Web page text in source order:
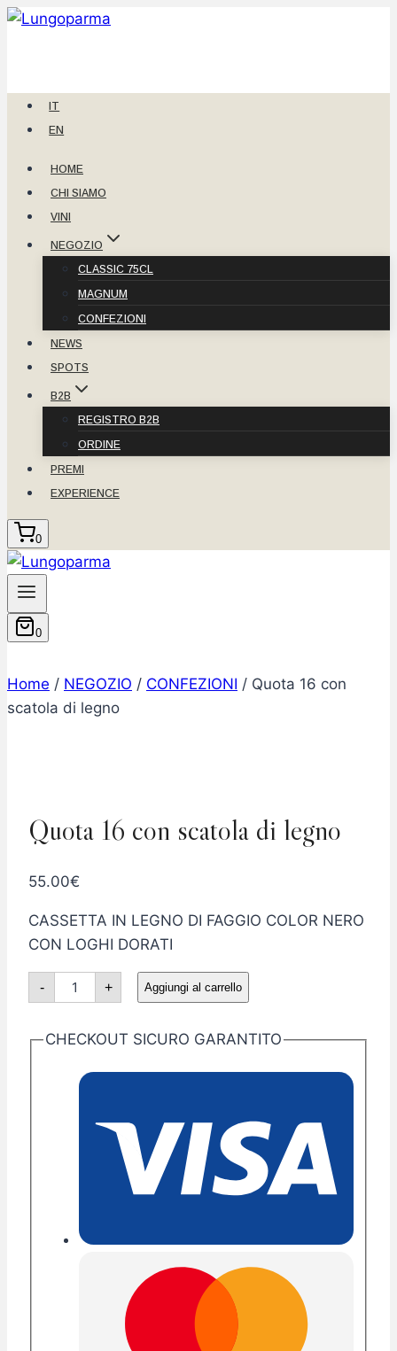
Salta
IT
EN
HOME
CHI SIAMO
VINI
NEGOZIO
CLASSIC 75CL
MAGNUM
CONFEZIONI
NEWS
SPOTS
B2B
REGISTRO B2B
ORDINE
PREMI
EXPERIENCE
0
0
Home / NEGOZIO / CONFEZIONI / Quota 16 con
scatola di legno
Quota 16 con scatola di legno
55.00€
CASSETTA IN LEGNO DI FAGGIO COLOR NERO
CON LOGHI DORATI
-
Quota
con
di
quantità
+ Aggiungi al carrello
CHECKOUT SICURO GARANTITO